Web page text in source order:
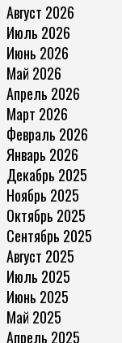
Август 2026
Июль 2026
Июнь 2026
Май 2026
Апрель 2026
Март 2026
Февраль 2026
Январь 2026
Декабрь 2025
Ноябрь 2025
Октябрь 2025
Сентябрь 2025
Август 2025
Июль 2025
Июнь 2025
Май 2025
Апрель 2025